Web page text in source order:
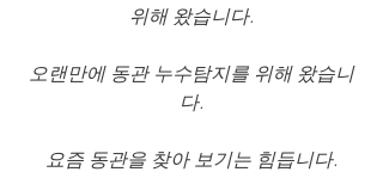
위해 왔습니다.
오랜만에 동관 누수탐지를 위해 왔습니
다.
요즘 동관을 찾아 보기는 힘듭니다.